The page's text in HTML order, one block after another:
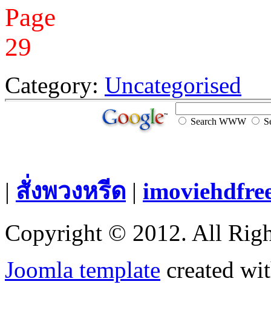
Category: Uncategorised
Search WWW
| สั่งพวงหรีด |
Copyright © 2012. All
Joomla template created